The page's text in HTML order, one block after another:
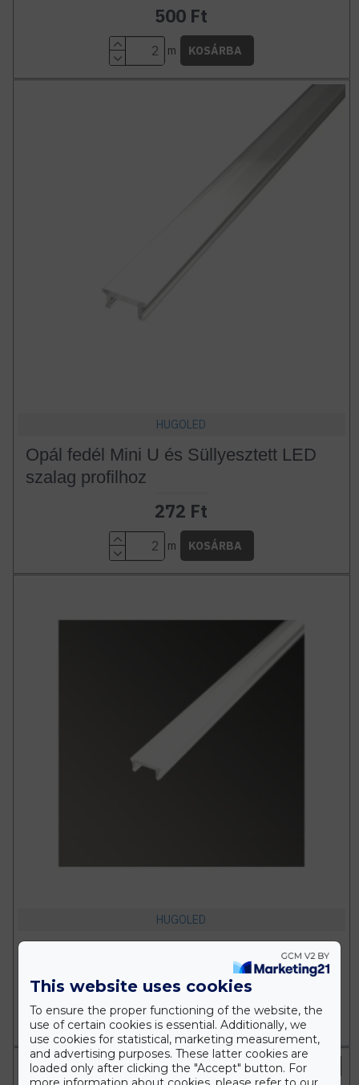
500 Ft
m KOSÁRBA
HUGOLED
Opál fedél Mini U és Süllyesztett LED
szalag profilhoz
272 Ft
m KOSÁRBA
HUGOLED
R10 opál fedő LED szalag profilhoz
521 Ft
m KOSÁRBA
Fekete
This website uses cookies
To ensure the proper functioning of the website, the
use of certain cookies is essential. Additionally, we
use cookies for statistical, marketing measurement,
and advertising purposes. These latter cookies are
loaded only after clicking the "Accept" button. For